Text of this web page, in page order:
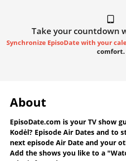
Take your countdown
Synchronize EpisoDate with your
comfort.
About
EpisoDate.com is your TV show
Kodėl? Episode Air Dates and to
next episode Air Date and your
Add the shows you like to a